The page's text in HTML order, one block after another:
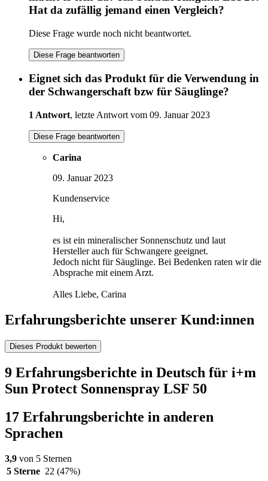
Hat da zufällig jemand einen Vergleich?
Diese Frage wurde noch nicht beantwortet.
Diese Frage beantworten
Eignet sich das Produkt für die Verwendung in
der Schwangerschaft bzw für Säuglinge?
1 Antwort, letzte Antwort vom 09. Januar 2023
Diese Frage beantworten
Carina
09. Januar 2023
Kundenservice
Hi,
es ist ein mineralischer Sonnenschutz und laut
Hersteller auch für Schwangere geeignet.
Jedoch nicht für Säuglinge. Bei Bedenken raten wir die
Absprache mit einem Arzt.
Alles Liebe, Carina
Erfahrungsberichte unserer Kund:innen
Dieses Produkt bewerten
9 Erfahrungsberichte in Deutsch für i+m
Sun Protect Sonnenspray LSF 50
17 Erfahrungsberichte in anderen
Sprachen
3,9 von 5 Sternen
5 Sterne 22 (47%)